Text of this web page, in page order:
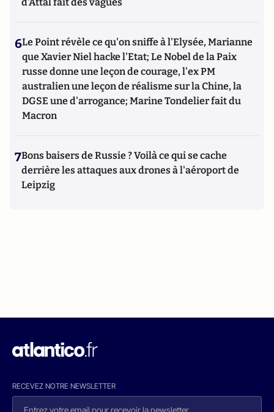
6Le Point révèle ce qu'on sniffe à l'Elysée, Marianne
que Xavier Niel hacke l'Etat; Le Nobel de la Paix
russe donne une leçon de courage, l'ex PM
australien une leçon de réalisme sur la Chine, la
DGSE une d'arrogance; Marine Tondelier fait du
Macron
7Bons baisers de Russie ? Voilà ce qui se cache
derrière les attaques aux drones à l'aéroport de
Leipzig
RECEVEZ NOTRE NEWSLETTER